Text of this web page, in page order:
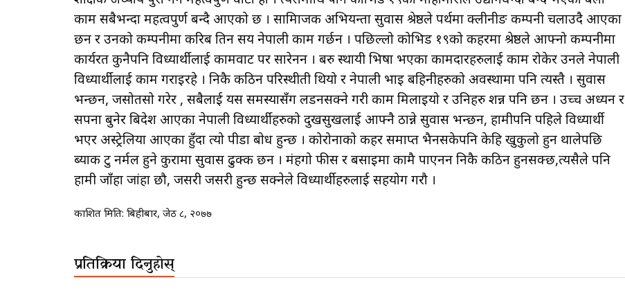
काम सबैभन्दा महत्वपुर्ण बन्दै आएको छ । सामािजक अभियन्ता सुवास श्रेष्ठले पर्थमा क्लीनीङ कम्पनी चलाउदै आएका
छन र उनको कम्पनीमा करिब तिन सय नेपाली काम गर्छन । पछिल्लो कोभिड १९को कहरमा श्रेष्ठले आफ्नो कम्पनीमा
कार्यरत कुनैपनि विध्यार्थीलाई कामवाट पर सारेनन । बरु स्थायी भिषा भएका कामदारहरुलाई काम रोकेर उनले नेपाली
विध्यार्थीलाई काम गराइरहे । निकै कठिन परिस्थीती थियो र नेपाली भाइ बहिनीहरुको अवस्थामा पनि त्यस्तै । सुवास
भन्छन, जसोतसो गरेर , सबैलाई यस समस्यासँंग लडनसक्ने गरी काम मिलाइयो र उनिहरु प्रशन्न पनि छन । उच्च अध्यन र
सपना बुनेर बिदेश आएका नेपाली विध्यार्थीहरुको दुखसुखलाई आफ्नै ठान्ने सुवास भन्छन, हामीपनि पहिले विध्यार्थी
भएर अस्ट्रेलिया आएका हुँंदा त्यो पीडा बोध हुन्छ । कोरोनाको कहर समाप्त भैनसकेपनि केहि खुकुलो हुन थालेपछि
ब्याक टु नर्मल हुने कुरामा सुवास ढुक्क छन । मंहगो फीस र बसाइमा कामै पाएनन निकै कठिन हुनसक्छ,त्यसैले पनि
हामी जाँंहा जांहा छौ, जसरी जसरी हुन्छ सक्नेले विध्यार्थीहरुलाई सहयोग गरौ ।
प्रकाशित मिति: बिहीबार, जेठ ८, २०७७
प्रतिक्रिया दिनुहोस्